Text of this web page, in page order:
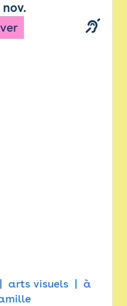
arts visuels
à